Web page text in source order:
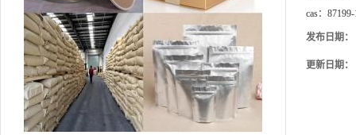
cas：
发布日期：
更新日期：